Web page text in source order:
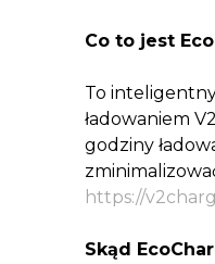
Co to jest
To
ładowaniem
godziny
https://
Skąd